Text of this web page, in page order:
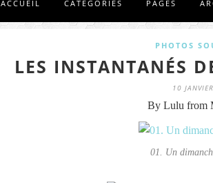
ACCUEIL CATÉGORIES PAGES
PHOTOS
LES INSTANTANÉS
10
By Lulu from
01. Un